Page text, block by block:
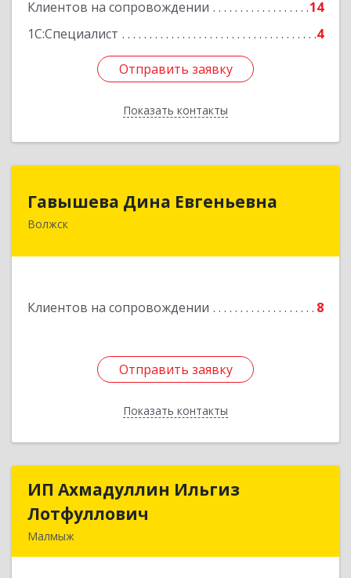
Клиентов на сопровождении
14
1С:Специалист
4
Отправить заявку
Показать контакты
Отправить заявку
Назад
Гавышева Дина Евгеньевна
Волжск
Клиентов на сопровождении 8
Отправить заявку
Показать контакты
Отправить заявку
Назад
ИП Ахмадуллин Ильгиз
Лотфуллович
Малмыж
ИП Ахмадуллин Ильгиз